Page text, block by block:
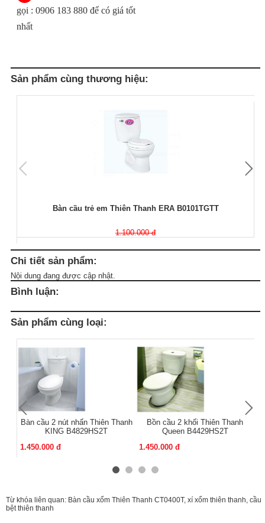
gọi : 0906 183 880 để có giá tốt
nhất
Sản phẩm cùng thương hiệu:
Bàn cầu trẻ em Thiên Thanh ERA B0101TGTT
1.100.000 đ
Chi tiết sản phẩm:
Nội dung đang được cập nhật.
Bình luận:
Sản phẩm cùng loại:
Bàn cầu 2 nút nhấn Thiên Thanh
KING B4829HS2T
1.450.000 đ
Bồn cầu 2 khối Thiên Thanh
Queen B4429HS2T
1.450.000 đ
Từ khóa liên quan: Bàn cầu xổm Thiên Thanh CT0400T, xí xổm thiên thanh cầu
bệt thiên thanh